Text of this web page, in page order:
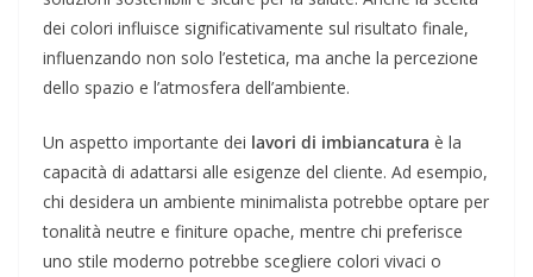
dei colori influisce significativamente sul risultato finale,
influenzando non solo l’estetica, ma anche la percezione
dello spazio e l’atmosfera dell’ambiente.
Un aspetto importante dei lavori di imbiancatura è la
capacità di adattarsi alle esigenze del cliente. Ad esempio,
chi desidera un ambiente minimalista potrebbe optare per
tonalità neutre e finiture opache, mentre chi preferisce
uno stile moderno potrebbe scegliere colori vivaci o